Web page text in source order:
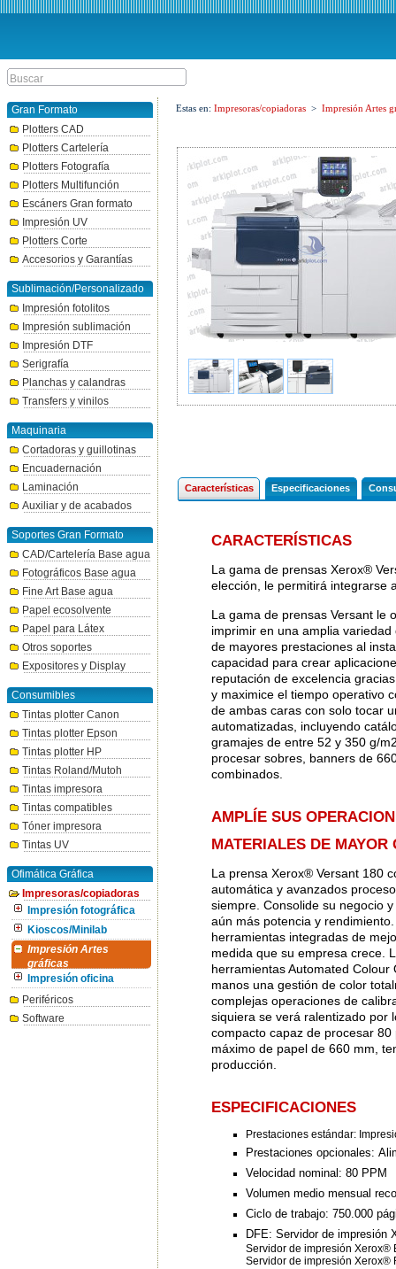
Gran Formato
Plotters CAD
Plotters Cartelería
Plotters Fotografía
Plotters Multifunción
Escáners Gran formato
Impresión UV
Plotters Corte
Accesorios y Garantías
Sublimación/Personalizado
Impresión fotolitos
Impresión sublimación
Impresión DTF
Serigrafía
Planchas y calandras
Transfers y vinilos
Maquinaria
Cortadoras y guillotinas
Encuadernación
Laminación
Auxiliar y de acabados
Soportes Gran Formato
CAD/Cartelería Base agua
Fotográficos Base agua
Fine Art Base agua
Papel ecosolvente
Papel para Látex
Otros soportes
Expositores y Display
Consumibles
Tintas plotter Canon
Tintas plotter Epson
Tintas plotter HP
Tintas Roland/Mutoh
Tintas impresora
Tintas compatibles
Tóner impresora
Tintas UV
Ofimática Gráfica
Impresoras/copiadoras
Impresión fotográfica
Kioscos/Minilab
Impresión Artes
gráficas
Impresión oficina
Periféricos
Software
Estas en: Impresoras/copiadoras > Impresión Artes
Características Especificaciones
CARACTERÍSTICAS
La gama de prensas Xerox®
elección, le permitirá integrarse
La gama de prensas Versant le
imprimir en una amplia
de mayores prestaciones al
capacidad para crear
reputación de excelencia
y maximice el tiempo operativo
de ambas caras con solo tocar
automatizadas, incluyendo
gramajes de entre 52 y 350 g/
procesar sobres, banners de
combinados.
AMPLÍE SUS
MATERIALES DE
La prensa Xerox® Versant 180
automática y avanzados
siempre. Consolide su negocio
aún más potencia y
herramientas integradas de
medida que su empresa crece.
herramientas Automated
manos una gestión de color
complejas operaciones de
siquiera se verá ralentizado por
compacto capaz de procesar
máximo de papel de 660 mm,
producción.
ESPECIFICACIONES
Prestaciones estándar:
Prestaciones opcionales:
Velocidad nominal: 80 PPM
Volumen medio mensual
Ciclo de trabajo: 750.000
DFE: Servidor de impresión
Servidor de impresión Xerox®
Servidor de impresión Xerox®